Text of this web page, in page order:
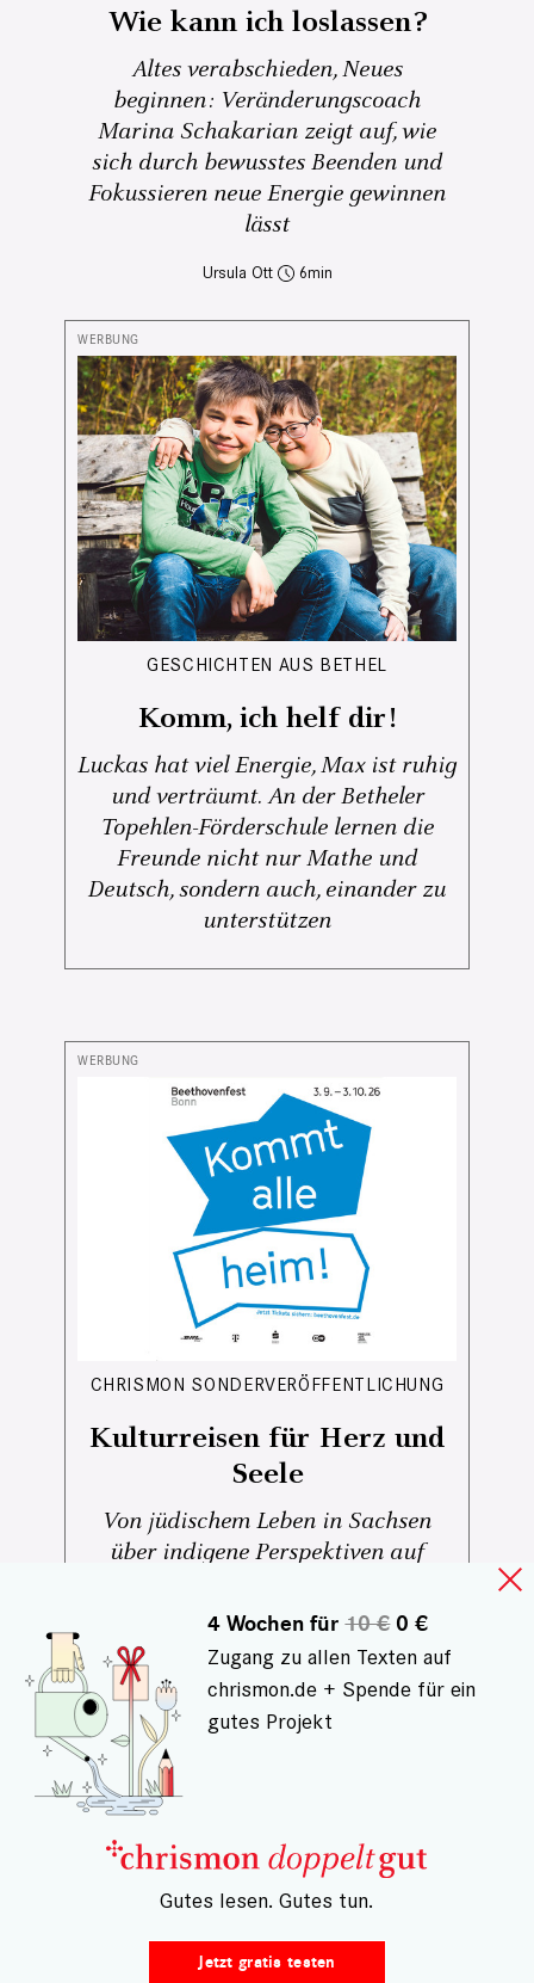
Wie kann ich loslassen?
Altes verabschieden, Neues
beginnen: Veränderungscoach
Marina Schakarian zeigt auf, wie
sich durch bewusstes Beenden und
Fokussieren neue Energie gewinnen
lässt
Ursula Ott 6
GESCHICHTEN AUS BETHEL
Komm, ich helf dir!
Luckas hat viel Energie, Max ist ruhig
und verträumt. An der Betheler
Topehlen-Förderschule lernen die
Freunde nicht nur Mathe und
Deutsch, sondern auch, einander zu
unterstützen
CHRISMON SONDERVERÖFFENTLICHUNG
Kulturreisen für Herz und
Seele
Von jüdischem Leben in Sachsen
über indigene Perspektiven auf
Musikfestivals und besonderen
Kulturreisen: Diese Tipps laden dazu
ein, Kultur bewusst zu erleben – nah
und fern, neugierig und offen.
4 Wochen für10 €0 €
Zugang zu allen Texten auf
chrismon.de + Spende für ein
gutes Projekt
– Gutes lesen. Gutes tun.
Jetzt gratis testen